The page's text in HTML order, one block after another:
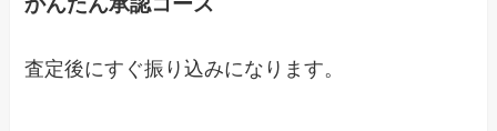
査定後にすぐ振り込みになります。